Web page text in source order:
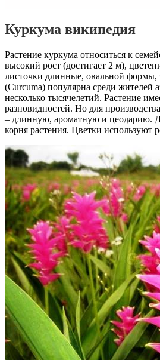
Куркума википедия
Растение куркума относиться к
высокий рост (достигает 2 м),
листочки длинные, овальной формы,
(Curcuma) популярна среди жителей
несколько тысячелетий. Растение
разновидностей. Но для
– длинную, ароматную и цеодарию.
корня растения. Цветки используют